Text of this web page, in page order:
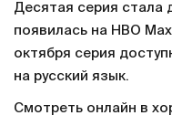
Десятая серия стала
появилась на HBO
октября серия
на русский язык.
Смотреть онлайн в